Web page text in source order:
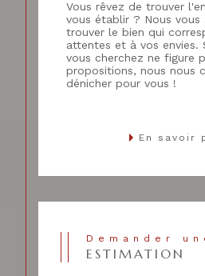
Vous rêvez de trouver
vous établir ? Nous vous
trouver le bien qui
attentes et à vos envies.
vous cherchez ne figure
propositions, nous nous
dénicher pour vous !
En savoir
Demander
ESTIMATION